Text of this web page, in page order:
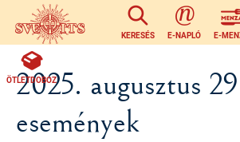
Ugrás a tartalomra
KERESÉS E-NAPLÓ E-
ÖTLETDOBOZ
2025. augusztus
események